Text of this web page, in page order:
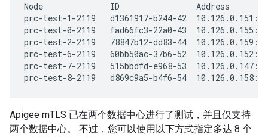
Node              ID                Address
prc-test-1-2119   d1361917-b244-42
prc-test-0-2119   fad66fc3-22a0-43
prc-test-2-2119   78847b12-dd83-44
prc-test-6-2119   60bb50ac-37b6-52
prc-test-7-2119   515bbdfd-e968-53
prc-test-8-2119   d869c9a5-b4f6-54
Apigee mTLS 已在两个数据中心进行了测试，并且仅支持
两个数据中心。 不过，您可以使用以下方式指定多达 8 个